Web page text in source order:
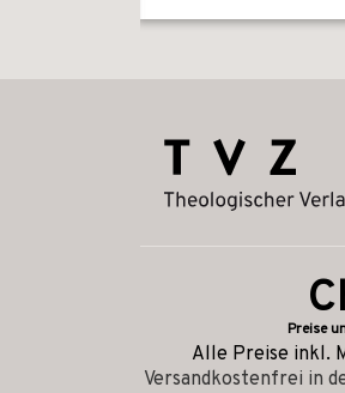
Preise
Alle Preise inkl.
Versandkostenfrei in